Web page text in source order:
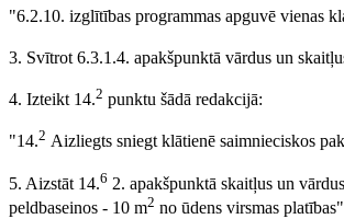
"6.2.10. izglītības programmas apguvē vienas
3. Svītrot 6.3.1.4. apakšpunktā vārdus un
4. Izteikt 14.2 punktu šādā redakcijā:
"14.2 Aizliegts sniegt klātienē saimnieciskos
5. Aizstāt 14.6 2. apakšpunktā skaitļus un
peldbaseinos - 10 m2 no ūdens virsmas